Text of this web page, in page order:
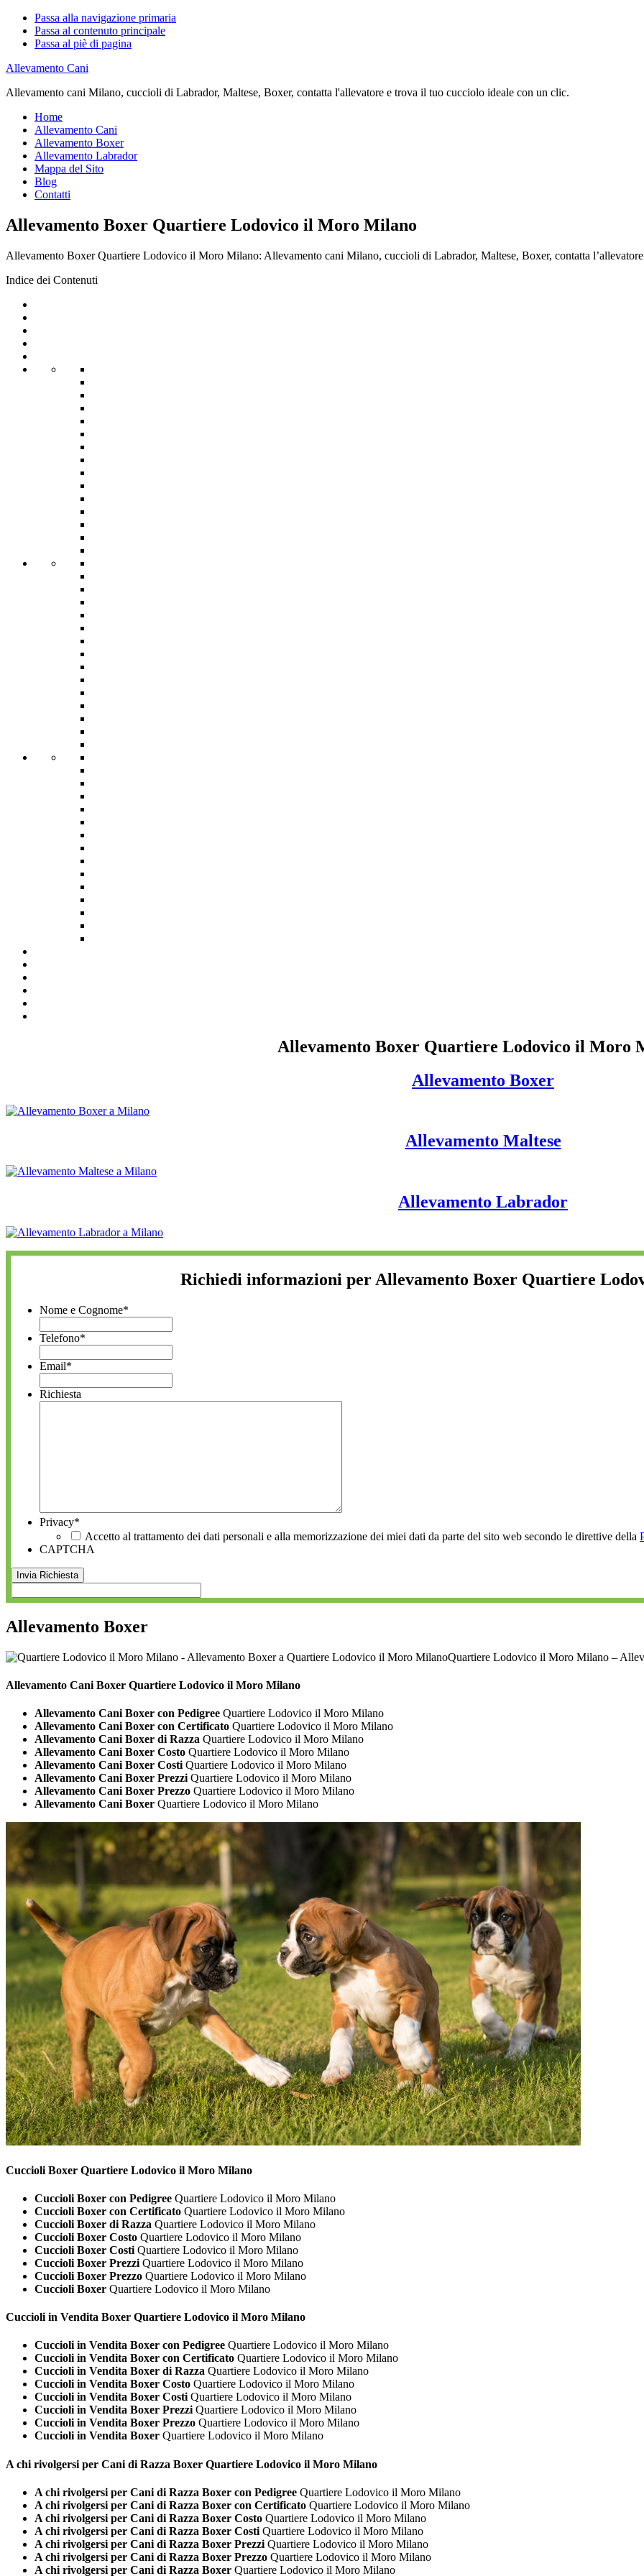
Passa alla navigazione primaria
Passa al contenuto principale
Passa al piè di pagina
Allevamento Cani
Allevamento cani Milano, cuccioli di Labrador, Maltese, Boxer, contatta l'allevatore e trova il tuo cucciolo ideale con un clic.
Home
Allevamento Cani
Allevamento Boxer
Allevamento Labrador
Mappa del Sito
Blog
Contatti
Allevamento Boxer Quartiere Lodovico il Moro Milano
Allevamento Boxer Quartiere Lodovico il Moro Milano: Allevamento cani Milano, cuccioli di Labrador, Maltese, Boxer, contatta
Indice dei Contenuti
Allevamento Boxer Quartiere Lodovico il Moro
Allevamento Boxer
Allevamento Maltese
Allevamento Labrador
Richiedi informazioni per Allevamento Boxer Quartiere
Nome e Cognome*
Telefono*
Email*
Richiesta
Privacy*
Accetto al trattamento dei dati personali e alla memorizzazione dei miei dati da parte del sito web secondo le direttive della
CAPTCHA
Allevamento Boxer
Quartiere Lodovico il Moro Milano –
Allevamento Cani Boxer Quartiere Lodovico il Moro Milano
Allevamento Cani Boxer con Pedigree Quartiere Lodovico il Moro Milano
Allevamento Cani Boxer con Certificato Quartiere Lodovico il Moro Milano
Allevamento Cani Boxer di Razza Quartiere Lodovico il Moro Milano
Allevamento Cani Boxer Costo Quartiere Lodovico il Moro Milano
Allevamento Cani Boxer Costi Quartiere Lodovico il Moro Milano
Allevamento Cani Boxer Prezzi Quartiere Lodovico il Moro Milano
Allevamento Cani Boxer Prezzo Quartiere Lodovico il Moro Milano
Allevamento Cani Boxer Quartiere Lodovico il Moro Milano
Cuccioli Boxer Quartiere Lodovico il Moro Milano
Cuccioli Boxer con Pedigree Quartiere Lodovico il Moro Milano
Cuccioli Boxer con Certificato Quartiere Lodovico il Moro Milano
Cuccioli Boxer di Razza Quartiere Lodovico il Moro Milano
Cuccioli Boxer Costo Quartiere Lodovico il Moro Milano
Cuccioli Boxer Costi Quartiere Lodovico il Moro Milano
Cuccioli Boxer Prezzi Quartiere Lodovico il Moro Milano
Cuccioli Boxer Prezzo Quartiere Lodovico il Moro Milano
Cuccioli Boxer Quartiere Lodovico il Moro Milano
Cuccioli in Vendita Boxer Quartiere Lodovico il Moro Milano
Cuccioli in Vendita Boxer con Pedigree Quartiere Lodovico il Moro Milano
Cuccioli in Vendita Boxer con Certificato Quartiere Lodovico il Moro Milano
Cuccioli in Vendita Boxer di Razza Quartiere Lodovico il Moro Milano
Cuccioli in Vendita Boxer Costo Quartiere Lodovico il Moro Milano
Cuccioli in Vendita Boxer Costi Quartiere Lodovico il Moro Milano
Cuccioli in Vendita Boxer Prezzi Quartiere Lodovico il Moro Milano
Cuccioli in Vendita Boxer Prezzo Quartiere Lodovico il Moro Milano
Cuccioli in Vendita Boxer Quartiere Lodovico il Moro Milano
A chi rivolgersi per Cani di Razza Boxer Quartiere Lodovico il Moro Milano
A chi rivolgersi per Cani di Razza Boxer con Pedigree Quartiere Lodovico il Moro Milano
A chi rivolgersi per Cani di Razza Boxer con Certificato Quartiere Lodovico il Moro Milano
A chi rivolgersi per Cani di Razza Boxer Costo Quartiere Lodovico il Moro Milano
A chi rivolgersi per Cani di Razza Boxer Costi Quartiere Lodovico il Moro Milano
A chi rivolgersi per Cani di Razza Boxer Prezzi Quartiere Lodovico il Moro Milano
A chi rivolgersi per Cani di Razza Boxer Prezzo Quartiere Lodovico il Moro Milano
A chi rivolgersi per Cani di Razza Boxer Quartiere Lodovico il Moro Milano